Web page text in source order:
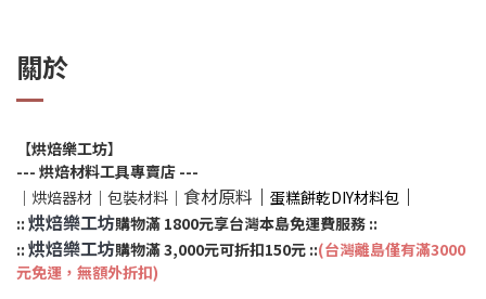
關於
【烘焙樂工坊】
--- 烘焙材料工具專賣店 ---
｜烘焙器材｜包裝材料｜ 食材原料 ｜ 蛋糕餅乾DIY材料包 ｜
:: 烘焙樂工坊購物滿 1800元享台灣本島免運費服務 ::
:: 烘焙樂工坊購物滿 3,000元可折扣150元 ::(台灣離島僅有滿3000
元免運，無額外折扣)